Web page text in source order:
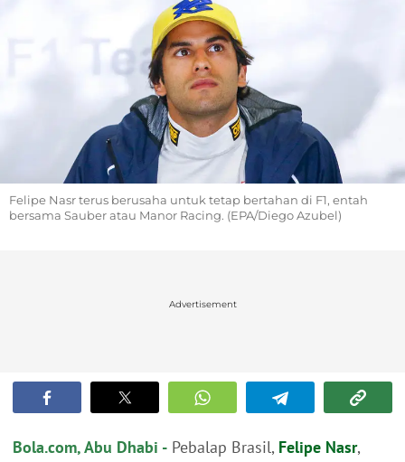
Felipe Nasr terus berusaha untuk tetap bertahan di F1, entah
bersama Sauber atau Manor Racing. (EPA/Diego Azubel)
Advertisement
Bola.com, Abu Dhabi - Pebalap Brasil, Felipe Nasr,